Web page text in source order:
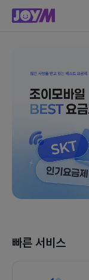
빠른 서비스